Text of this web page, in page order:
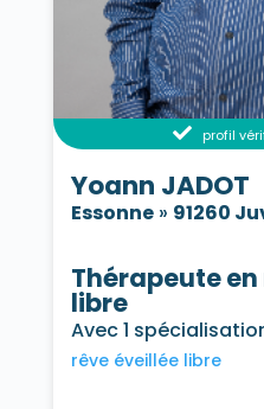
profil
Yoann JADOT
Essonne» 91260
Thérapeute
libre
Avec 1
rêve éveillée libre